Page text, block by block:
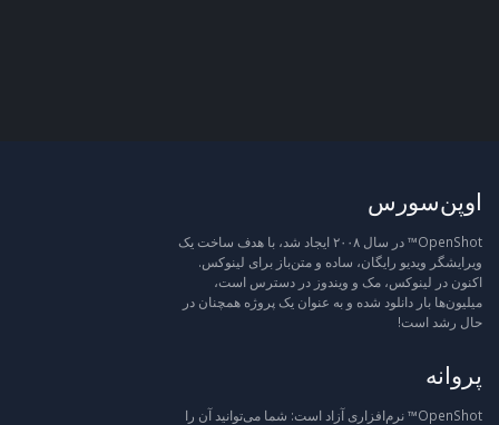
اوپن‌سورس
OpenShot™ در سال ۲۰۰۸ ایجاد شد، با هدف ساخت یک
ویرایشگر ویدیو رایگان، ساده و متن‌باز برای لینوکس.
اکنون در لینوکس، مک و ویندوز در دسترس است،
میلیون‌ها بار دانلود شده و به عنوان یک پروژه همچنان در
حال رشد است!
پروانه
OpenShot™ نرم‌افزاری آزاد است: شما می‌توانید آن را